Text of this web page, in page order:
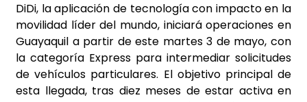
DiDi, la aplicación de tecnología con impacto en la
movilidad líder del mundo, iniciará operaciones en
Guayaquil a partir de este martes 3 de mayo, con
la categoría Express para intermediar solicitudes
de vehículos particulares. El objetivo principal de
esta llegada, tras diez meses de estar activa en